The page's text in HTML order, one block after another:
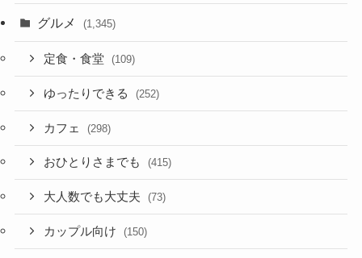
グルメ (1,345)
定食・食堂 (109)
ゆったりできる (252)
カフェ (298)
おひとりさまでも (415)
大人数でも大丈夫 (73)
カップル向け (150)